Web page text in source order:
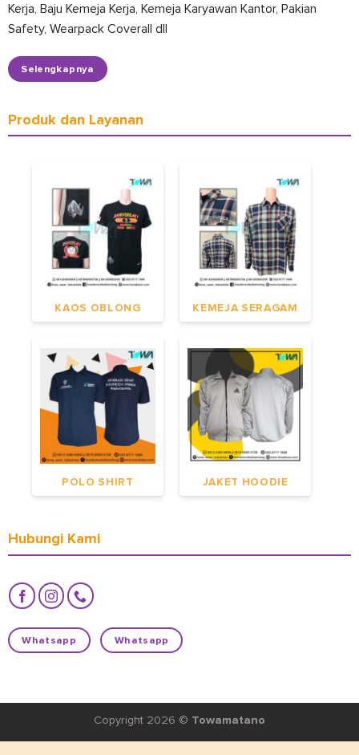
Kerja, Baju Kemeja Kerja, Kemeja Karyawan Kantor, Pakian
Safety, Wearpack Coverall dll
Selengkapnya
Produk dan Layanan
KAOS OBLONG KEMEJA SERAGAM
POLO SHIRT JAKET HOODIE
Hubungi Kami
Whatsapp Whatsapp
Copyright 2026 © Towamatano